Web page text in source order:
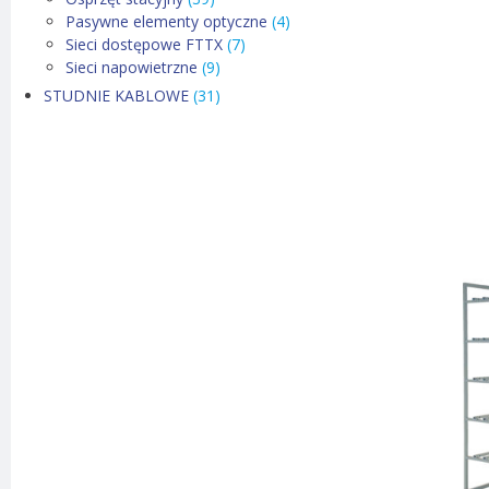
Pasywne elementy optyczne (4)
Sieci dostępowe FTTX (7)
Sieci napowietrzne (9)
STUDNIE KABLOWE (31)